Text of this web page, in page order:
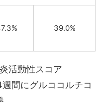
39.0%
活動性スコア
間にグルココルチコ